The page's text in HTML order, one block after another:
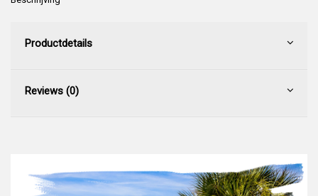
Productdetails
Reviews (0)